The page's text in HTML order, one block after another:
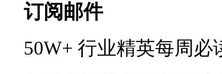
订阅邮件
50W+ 行业精英每周